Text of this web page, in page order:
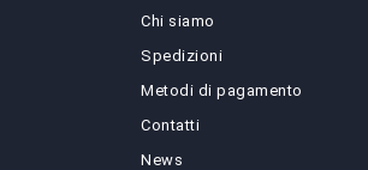
Chi siamo
Spedizioni
Metodi di pagamento
Contatti
News